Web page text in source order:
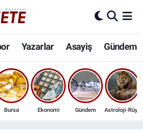
Yazarlar Asayiş Gündem
Bursa Ekonomi Gündem Astroloji-Rüya